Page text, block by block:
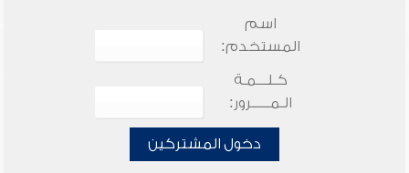
اسم
المستخدم:
كـلـــمـة
الـمـــــرور:
دخول المشتركين